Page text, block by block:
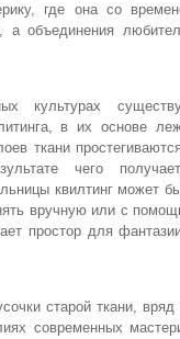
где она со
а объединения
в их основе
ткани
чего
квилтинг может
вручную или с
простор для
старой ткани, вряд
современных